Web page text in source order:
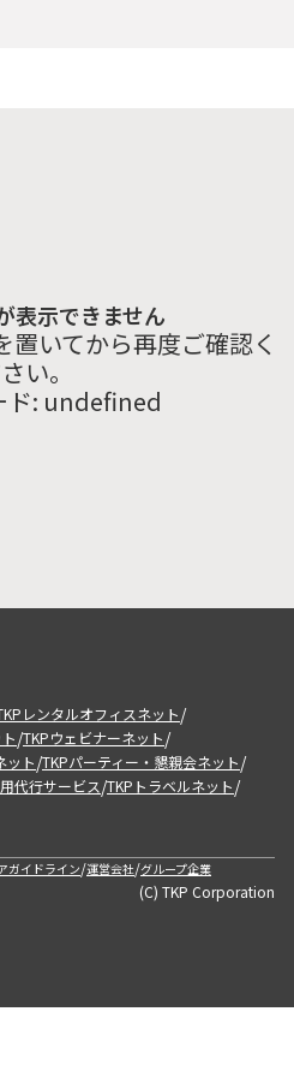
表示できません
いてから再度ご確認く
い。
ド: undefined
レンタルオフィスネット/
/TKPウェビナーネット/
ット/TKPパーティー・懇親会ネット/
代行サービス/TKPトラベルネット/
ガイドライン/運営会社/グループ企業
(C) TKP Corporation